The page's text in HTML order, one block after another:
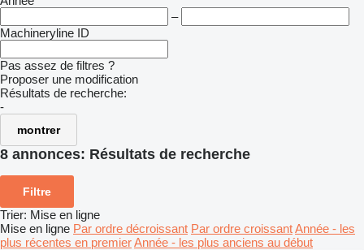
–
Machineryline ID
Pas assez de filtres ?
Proposer une modification
Résultats de recherche:
-
montrer
8 annonces: Résultats de recherche
Filtre
Trier: Mise en ligne
Mise en ligne Par ordre décroissant Par ordre croissantAnnée - les
plus récentes en premierAnnée - les plus anciens au début